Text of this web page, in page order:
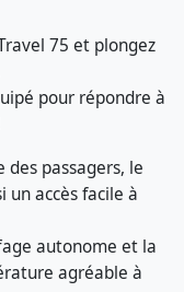
75 et plongez
pour répondre à
passagers, le
un accès facile à
autonome et la
agréable à